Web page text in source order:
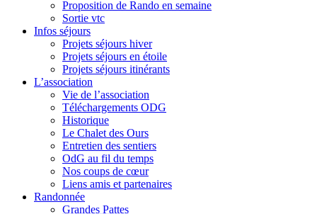
Proposition de Rando en semaine
Sortie vtc
Infos séjours
Projets séjours hiver
Projets séjours en étoile
Projets séjours itinérants
L’association
Vie de l’association
Téléchargements ODG
Historique
Le Chalet des Ours
Entretien des sentiers
OdG au fil du temps
Nos coups de cœur
Liens amis et partenaires
Randonnée
Grandes Pattes